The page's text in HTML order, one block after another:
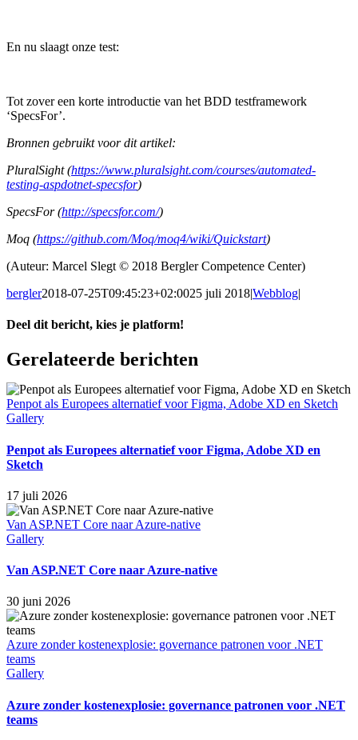
En nu slaagt onze test:
Tot zover een korte introductie van het BDD testframework
‘SpecsFor’.
Bronnen gebruikt voor dit artikel:
PluralSight (https://www.pluralsight.com/courses/automated-
testing-aspdotnet-specsfor)
SpecsFor (http://specsfor.com/)
Moq (https://github.com/Moq/moq4/wiki/Quickstart)
(Auteur: Marcel Slegt © 2018 Bergler Competence Center)
bergler2018-07-25T09:45:23+02:0025 juli 2018|Webblog|
Deel dit bericht, kies je platform!
Facebook
X
LinkedIn
WhatsApp
E-
mail
Gerelateerde berichten
Penpot als Europees alternatief voor Figma, Adobe XD en Sketch
Gallery
Penpot als Europees alternatief voor Figma, Adobe XD en
Sketch
17 juli 2026
Van ASP.NET Core naar Azure‑native
Gallery
Van ASP.NET Core naar Azure‑native
30 juni 2026
Azure zonder kostenexplosie: governance patronen voor .NET
teams
Gallery
Azure zonder kostenexplosie: governance patronen voor .NET
teams